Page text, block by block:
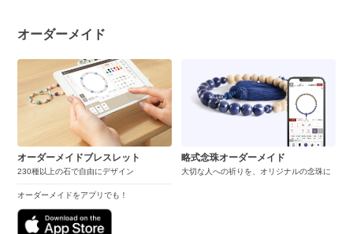
オーダーメイド
オーダーメイドブレスレット
230種以上の石で自由にデザイン
オーダーメイドをアプリでも！
略式念珠オーダーメイド
大切な人への祈りを、オリジナルの念珠に